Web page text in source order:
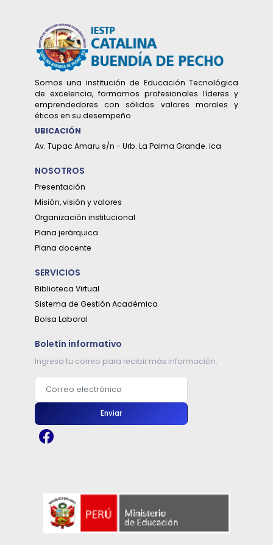
2026-01-08
EL MINISTRO DE EDUCACIÓN DR. JORGE
EDUARDO FIGUEROA GUZMAN VISITÓ
NUESTRA SEDE INSTITUCIONAL
Leer más...
2026-01-14
Somos una institución de Educación Tecnológica
de excelencia, formamos profesionales líderes y
emprendedores con sólidos valores morales y
éticos en su desempeño
UBICACIÓN
Av. Tupac Amaru s/n - Urb. La Palma Grande. Ica
NOSOTROS
Presentación
Misión, visión y valores
Organización institucional
Plana jerárquica
Plana docente
SERVICIOS
Biblioteca Virtual
Sistema de Gestión Académica
Bolsa Laboral
Boletín informativo
Ingresa tu correo para recibir más información.
Correo electrónico
Enviar